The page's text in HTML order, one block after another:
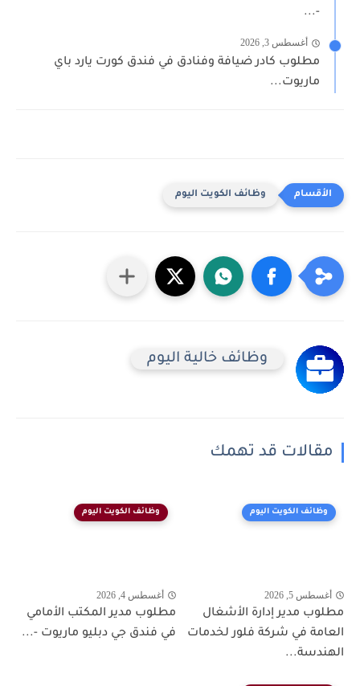
-...
أغسطس 3, 2026
مطلوب كادر ضيافة وفنادق في فندق كورت يارد باي
ماريوت...
وظائف الكويت اليوم
وظائف خالية اليوم
مقالات قد تهمك
وظائف الكويت اليوم
أغسطس 5, 2026
مطلوب مدير إدارة الأشغال
العامة في شركة فلور لخدمات
الهندسة...
وظائف الكويت اليوم
أغسطس 4, 2026
مطلوب مدير المكتب الأمامي
في فندق جي دبليو ماريوت -...